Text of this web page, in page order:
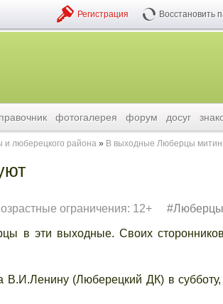
Регистрация Восстановить
фотогалерея форум досуг
и люберецкого района В выходные Люберцы
ограничения: 12+ Люберцы
в эти выходные. Своих
В.И.Ленину (Люберецкий ДК) в